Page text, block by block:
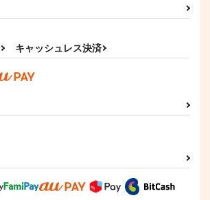
880円
東方仗助
キャッシュレス決済